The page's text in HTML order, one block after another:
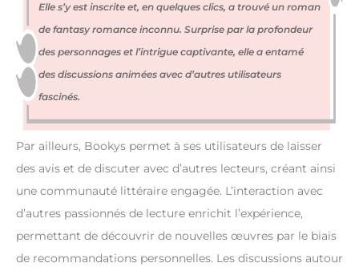
Elle s’y est inscrite et, en quelques clics, a trouvé un roman
de fantasy romance inconnu. Surprise par la profondeur
des personnages et l’intrigue captivante, elle a entamé
des discussions animées avec d’autres utilisateurs
fascinés.
Par ailleurs, Bookys permet à ses utilisateurs de laisser
des avis et de discuter avec d’autres lecteurs, créant ainsi
une communauté littéraire engagée. L’interaction avec
d’autres passionnés de lecture enrichit l’expérience,
permettant de découvrir de nouvelles œuvres par le biais
de recommandations personnelles. Les discussions autour